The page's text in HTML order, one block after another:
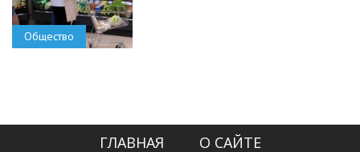
Общество
ГЛАВНАЯ О САЙТЕ